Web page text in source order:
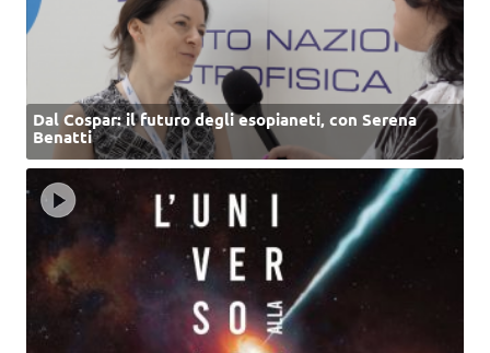
Dal Cospar: il futuro degli esopianeti, con Serena
Benatti